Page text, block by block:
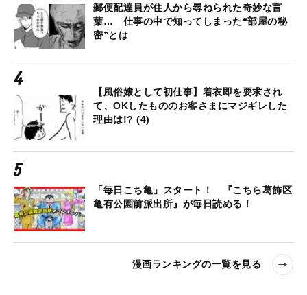
郵便配達員が住人から尋ねられた奇妙な言
葉… 仕事の中で知ってしまった“部屋の秘
密”とは
【風俗嬢として初仕事】着衣即を要求され
て、OKしたもののお客さまにマジギレした
理由は!? (4)
「毎日こち亀」スタート！ 『こちら葛飾区
亀有公園前派出所』が毎日読める！
漫画ランキングの一覧を見る